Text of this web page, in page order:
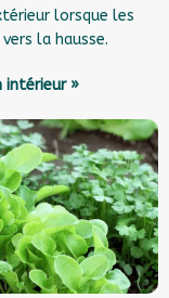
lorsque les
la hausse.
intérieur »